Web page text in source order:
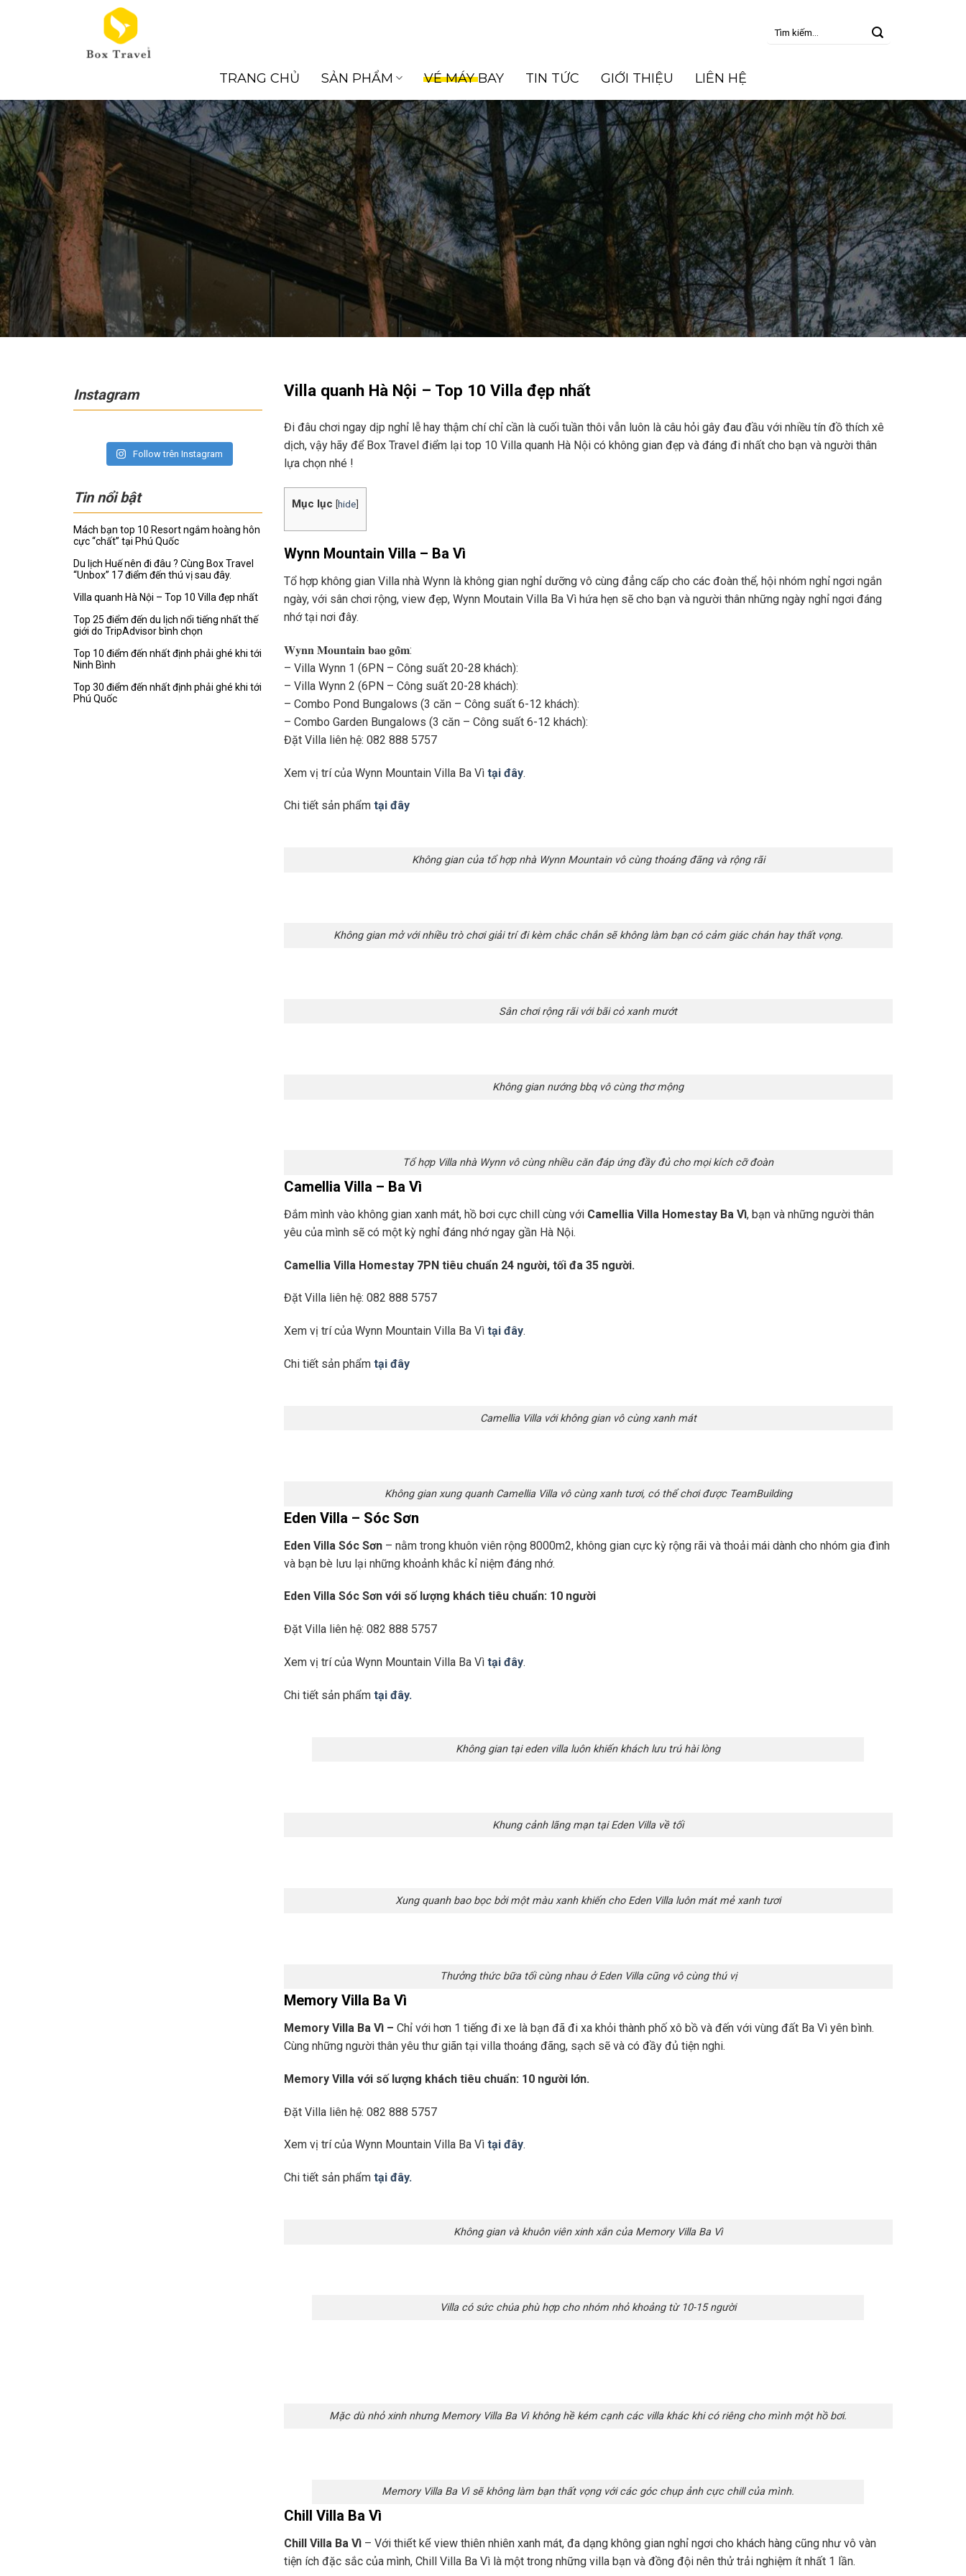
Tìm
TRANG CHỦ SẢN PHẨM VÉ MÁY BAY TIN TỨC GIỚI THIỆU LIÊN HỆ
Instagram
Follow trên Instagram
Tin nổi bật
Mách bạn top 10 Resort ngắm hoàng hôn
cực “chất” tại Phú Quốc
Du lịch Huế nên đi đâu ? Cùng Box Travel
“Unbox” 17 điểm đến thú vị sau đây.
Villa quanh Hà Nội – Top 10 Villa đẹp nhất
Top 25 điểm đến du lịch nổi tiếng nhất thế
giới do TripAdvisor bình chọn
Top 10 điểm đến nhất định phải ghé khi tới
Ninh Bình
Top 30 điểm đến nhất định phải ghé khi tới
Phú Quốc
Villa quanh Hà Nội – Top 10 Villa đẹp nhất
Đi đâu chơi ngay dịp nghỉ lễ hay thậm chí chỉ cần là cuối tuần thôi vẫn luôn là câu hỏi gây đau đầu với nhiều tín đồ thích xê
dịch, vậy hãy để Box Travel điểm lại top 10 Villa quanh Hà Nội có không gian đẹp và đáng đi nhất cho bạn và người thân
lựa chọn nhé !
Mục lục [hide]
Wynn Mountain Villa – Ba Vì
Tổ hợp không gian Villa nhà Wynn là không gian nghỉ dưỡng vô cùng đẳng cấp cho các đoàn thể, hội nhóm nghỉ ngơi ngắn
ngày, với sân chơi rộng, view đẹp, Wynn Moutain Villa Ba Vì hứa hẹn sẽ cho bạn và người thân những ngày nghỉ ngơi đáng
nhớ tại nơi đây.
𝐖𝐲𝐧𝐧 𝐌𝐨𝐮𝐧𝐭𝐚𝐢𝐧 𝐛𝐚𝐨 𝐠𝐨̂̀𝐦:
– Villa Wynn 1 (6PN – Công suất 20-28 khách):
– Villa Wynn 2 (6PN – Công suất 20-28 khách):
– Combo Pond Bungalows (3 căn – Công suất 6-12 khách):
– Combo Garden Bungalows (3 căn – Công suất 6-12 khách):
Đặt Villa liên hệ: 082 888 5757
Xem vị trí của Wynn Mountain Villa Ba Vì tại đây.
Chi tiết sản phẩm tại đây
Không gian của tổ hợp nhà Wynn Mountain vô cùng thoáng đãng và rộng rãi
Không gian mở với nhiều trò chơi giải trí đi kèm chắc chắn sẽ không làm bạn có cảm giác chán hay thất vọng.
Sân chơi rộng rãi với bãi cỏ xanh mướt
Không gian nướng bbq vô cùng thơ mộng
Tổ hợp Villa nhà Wynn vô cùng nhiều căn đáp ứng đầy đủ cho mọi kích cỡ đoàn
Camellia Villa – Ba Vì
Đắm mình vào không gian xanh mát, hồ bơi cực chill cùng với Camellia Villa Homestay Ba Vì, bạn và những người thân
yêu của mình sẽ có một kỳ nghỉ đáng nhớ ngay gần Hà Nội.
Camellia Villa Homestay 7PN tiêu chuẩn 24 người, tối đa 35 người.
Đặt Villa liên hệ: 082 888 5757
Xem vị trí của Wynn Mountain Villa Ba Vì tại đây.
Chi tiết sản phẩm tại đây
Camellia Villa với không gian vô cùng xanh mát
Không gian xung quanh Camellia Villa vô cùng xanh tươi, có thể chơi được TeamBuilding
Eden Villa – Sóc Sơn
Eden Villa Sóc Sơn– nằm trong khuôn viên rộng 8000m2, không gian cực kỳ rộng rãi và thoải mái dành cho nhóm gia đình
và bạn bè lưu lại những khoảnh khắc kỉ niệm đáng nhớ.
Eden Villa Sóc Sơn với số lượng khách tiêu chuẩn: 10 người
Đặt Villa liên hệ: 082 888 5757
Xem vị trí của Wynn Mountain Villa Ba Vì tại đây.
Chi tiết sản phẩm tại đây.
Không gian tại eden villa luôn khiến khách lưu trú hài lòng
Khung cảnh lãng mạn tại Eden Villa về tối
Xung quanh bao bọc bởi một màu xanh khiến cho Eden Villa luôn mát mẻ xanh tươi
Thưởng thức bữa tối cùng nhau ở Eden Villa cũng vô cùng thú vị
Memory Villa Ba Vì
Memory Villa Ba Vì – Chỉ với hơn 1 tiếng đi xe là bạn đã đi xa khỏi thành phố xô bồ và đến với vùng đất Ba Vì yên bình.
Cùng những người thân yêu thư giãn tại villa thoáng đãng, sạch sẽ và có đầy đủ tiện nghi.
Memory Villa với số lượng khách tiêu chuẩn: 10 người lớn.
Đặt Villa liên hệ: 082 888 5757
Xem vị trí của Wynn Mountain Villa Ba Vì tại đây.
Chi tiết sản phẩm tại đây.
Không gian và khuôn viên xinh xắn của Memory Villa Ba Vì
Villa có sức chúa phù hợp cho nhóm nhỏ khoảng từ 10-15 người
Mặc dù nhỏ xinh nhưng Memory Villa Ba Vì không hề kém cạnh các villa khác khi có riêng cho mình một hồ bơi.
Memory Villa Ba Vì sẽ không làm bạn thất vọng với các góc chụp ảnh cực chill của mình.
Chill Villa Ba Vì
Chill Villa Ba Vì– Với thiết kế view thiên nhiên xanh mát, đa dạng không gian nghỉ ngơi cho khách hàng cũng như vô vàn
tiện ích đặc sắc của mình, Chill Villa Ba Vì là một trong những villa bạn và đồng đội nên thử trải nghiệm ít nhất 1 lần.